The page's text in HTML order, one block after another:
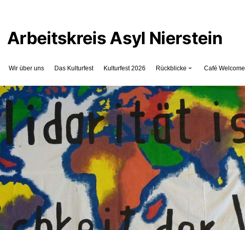
Arbeitskreis Asyl Nierstein
Wir über uns Das Kulturfest Kulturfest 2026 Rückblicke Café Welcome